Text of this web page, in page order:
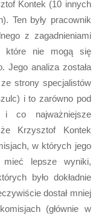
Kontek (10 innych
Ten były pracownik
z zagadnieniami
które nie mogą się
Jego analiza została
strony specjalistów
i to zarówno pod
i co najważniejsze
Krzysztof Kontek
w których jego
mieć lepsze wyniki,
było dokładnie
dostał mniej
(głównie w